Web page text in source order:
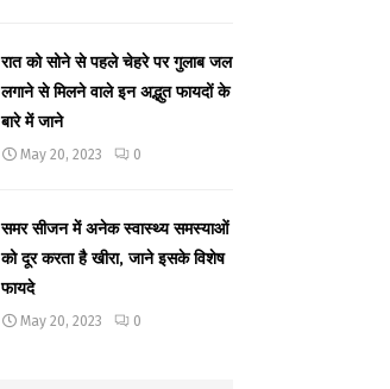
रात को सोने से पहले चेहरे पर गुलाब जल
लगाने से मिलने वाले इन अद्भुत फायदों के
बारे में जाने
May 20, 2023 0
समर सीजन में अनेक स्वास्थ्य समस्याओं
को दूर करता है खीरा, जाने इसके विशेष
फायदे
May 20, 2023 0